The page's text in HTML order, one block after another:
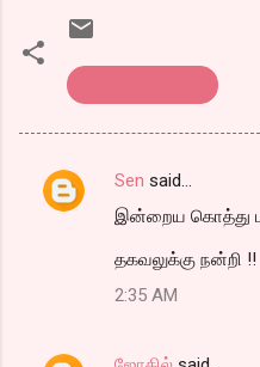
C
n
Sen said…
இன்றைய கொத்து
தகவலுக்கு நன்றி !!
2:35 AM